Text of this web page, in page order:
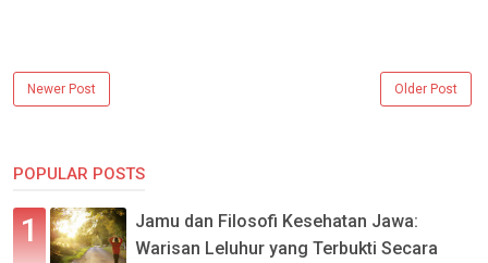
Newer Post Older Post
POPULAR POSTS
Jamu dan Filosofi Kesehatan Jawa:
Warisan Leluhur yang Terbukti Secara